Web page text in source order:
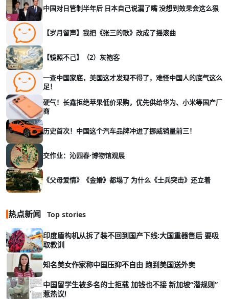
中国对日管制半年后 日本自己说漏了嘴 没想到效果会这么狠
【岁月留声】我把《张三的歌》改成了摇滚曲
【镜照不己】（2）灰袍客
一查中国家底，美国这才发现不得了，难怪中国人的底气这么
足！
硬气！长鑫拒绝苹果低价采购，优先供给华为、小米等国产厂
商
历史首次！中国这个汽车品牌冲进了挪威销量前三！
交作业：沁园春·博物馆观展
《父母爱情》《金婚》都塌了 为什么《士兵突击》还立着
热点新闻 Top stories
印度盾构机从拆了装不回到国产下线:大国重器售后 要吸
取教训
知名美女作家称中国压抑不自由 跑到美国送外卖
中国留学生被多名的士拒载 加钱也不接 新加坡“潜规则”
惹热议!